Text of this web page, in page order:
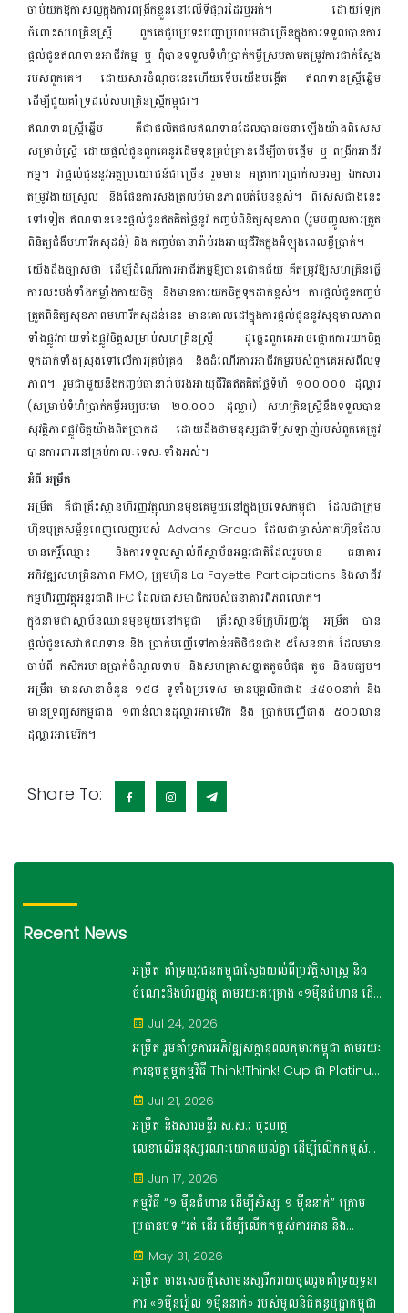
ចាប់យកឱកាសល្អក្នុងការពង្រីកខ្លួននៅលើទីផ្សារដែរឬអត់។ ដោយឡែក
ចំពោះសហគ្រិនស្ត្រី ពួកគេជួបប្រទះបញ្ហាប្រឈមជាច្រើនក្នុងការទទួលបានការ
ផ្ដល់ជូនឥណទានអាជីវកម្ម ឬ ពុំបានទទួលទំហំប្រាក់កម្ចីស្របតាមតម្រូវការជាក់ស្ដែង
របស់ពួកគេ។ ដោយសារចំណុចនេះហើយទើប​យើងបង្កើត ឥណទានស្ត្រីឆ្នើម
ដើម្បីជួយគាំទ្រដល់សហគ្រិនស្ត្រីកម្ពុជា។
ឥណទានស្ត្រីឆ្នើម គឺជាផលិតផលឥណទានដែលបានរចនាឡើងយ៉ាងពិសេស
សម្រាប់ស្ត្រី ដោយផ្ដល់ជូនពួកគេនូវដើមទុនគ្រប់គ្រាន់ដើម្បីចាប់ផ្តើម ឬ ពង្រីកអាជីវ
កម្ម។ វាផ្តល់ជូននូវអត្ថប្រយោជន៍ជាច្រើន រួមមាន អត្រាការប្រាក់សមរម្យ ឯកសារ
តម្រូវងាយស្រួល និងផែនការសងត្រលប់មានភាពបត់បែនខ្ពស់។ ពិសេសជាងនេះ
ទៅទៀត ឥណទាននេះផ្ដល់ជូនឥតគិតថ្លៃនូវ កញ្ចប់ពិនិត្យសុខភាព (រួមបញ្ចូលការត្រួត
ពិនិត្យជំងឺមហារីកសុដន់) និង កញ្ចប់ធានារ៉ាប់រងអាយុជីវិតក្នុងអំឡុងពេលខ្ចីប្រាក់។
យើងដឹងច្បាស់ថា ដើម្បីដំណើរការអាជីវកម្មឱ្យបានជោគជ័យ គឺតម្រូវឱ្យសហគ្រិនធ្វើ
ការលះបង់ទាំងកម្លាំងកាយចិត្ត និងមានការយកចិត្តទុកដាក់ខ្ពស់។ ការផ្ដល់ជូនកញ្ចប់
ត្រួតពិនិត្យសុខភាពមហារីកសុដន់នេះ មានគោលដៅក្នុងការផ្ដល់ជូននូវសុខុមាលភាព
ទាំងផ្លូវកាយទាំងផ្លូវចិត្តសម្រាប់សហគ្រិនស្រ្តី ដូច្នេះពួកគេអាចផ្ដោតការយកចិត្ត
ទុកដាក់ទាំងស្រុងទៅលើការគ្រប់គ្រង និងដំណើរការអាជីវកម្មរបស់ពួកគេអស់ពីលទ្ធ
ភាព។ រួមជាមួយនឹងកញ្ចប់ធានារ៉ាប់រងអាយុជីវិតឥតគិតថ្លៃទំហំ ១០០.០០០ ដុល្លារ
(សម្រាប់ទំហំប្រាក់កម្ចីអប្បបរមា ២០.០០០ ដុល្លារ) សហគ្រិនស្ត្រីនឹងទទួលបាន
សុវត្ថិភាពផ្លូវចិត្តយ៉ាងពិតប្រាកដ ដោយដឹងថាមនុស្សជាទីស្រឡាញ់របស់ពួកគេត្រូវ
បានការពារនៅគ្រប់កាលៈទេសៈទាំងអស់។
អំពី អម្រឹត
អម្រឹត គឺជាគ្រឹះស្ថានហិរញ្ញវត្ថុឈានមុខគេមួយនៅក្នុងប្រទេសកម្ពុជា ដែលជាក្រុម
ហ៊ុនបុត្រសម្ព័ន្ធពេញលេញរបស់ Advans Group ដែលជាម្ចាស់ភាគហ៊ុនដែល
មានកេរ្តិ៍ឈ្មោះ និងការទទួលស្គាល់ពីស្ថាប័នអន្តរជាតិដែលរួមមាន ធនាគារ
អភិវឌ្ឍសហគ្រិនភាព FMO, ក្រុមហ៊ុន La Fayette Participations និងសាជីវ
កម្មហិរញ្ញវត្ថុអន្តរជាតិ IFC ដែលជាសមាជិករបស់ធនាគារពិភពលោក។
ក្នុងនាមជាស្ថាប័នឈានមុខមួយនៅកម្ពុជា គ្រឹះស្ថានមីក្រូហិរញ្ញវត្ថុ អម្រឹត បាន
ផ្តល់ជូនសេវាឥណទាន និង ប្រាក់បញ្ញើទៅកាន់អតិថិជនជាង ៥សែននាក់ ដែលមាន
ចាប់ពី កសិករមានប្រាក់ចំណូលទាប និងសហគ្រាសខ្នាតតូចបំផុត តូច និងមធ្យម។
អម្រឹត មានសាខាចំនួន ១៥៨ ទូទាំងប្រទេស មានបុគ្គលិកជាង ៤៥០០នាក់ និង
មានទ្រព្យសកម្មជាង ១ពាន់លានដុល្លារអាមេរិក និង ប្រាក់បញ្ញើជាង ៥០០លាន
ដុល្លារអាមេរិក។
Share To:
Recent News
អម្រឹត គាំទ្រយុវជនកម្ពុជាស្វែងយល់ពីប្រវត្តិសាស្រ្ត និង
ចំណេះដឹងហិរញ្ញវត្ថុ តាមរយៈគម្រោង «១ម៉ឺនជំហាន ដើម្បី
សិស្ស១ម៉ឺននាក់»
Jul 24, 2026
អម្រឹត រួមគាំទ្រការអភិវឌ្ឍសក្តានុពលកុមារកម្ពុជា តាមរយៈ
ការឧបត្ថម្ភកម្មវិធី Think!Think! Cup ជា Platinum
Sponsor
Jul 21, 2026
អម្រឹត និងសារមន្ទីរ ស.ស.រ ចុះហត្ថ
លេខាលើអនុស្សរណៈយោគយល់គ្នា ដើម្បីលើកកម្ពស់
ចំណេះដឹងផ្នែកប្រវត្តិសេដ្ឋកិច្ច និង រូបិយវត្ថុខ្មែរ
សម្រាប់រយៈពេល ៣ ឆ្នាំ
Jun 17, 2026
កម្មវិធី “១ ម៉ឺនជំហាន ដើម្បីសិស្ស ១ ម៉ឺននាក់” ក្រោម
ប្រធានបទ “រត់ ដើរ ដើម្បីលើកកម្ពស់ការអាន និង
សារមន្ទីរ ស.ស.រ” ប្រព្រឹត្តទៅដោយជោគជ័យ
May 31, 2026
អម្រឹត មានសេចក្តីសោមនស្សរីករាយចូលរួមគាំទ្រយុទ្ធនា
ការ «១ម៉ឺនរៀល ១ម៉ឺននាក់» របស់មូលនិធិគន្ធបុប្ផាកម្ពុជា